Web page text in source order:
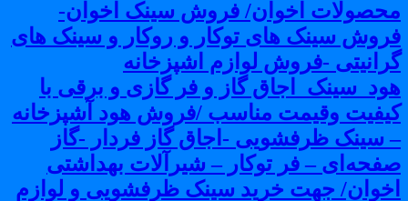
اخوان/ فروش سینک اخوان-
سینک های توکار و روکار و سینک های
-فروش لوازم اشپزخانه
گاز و فر گازی و برقی با
وقیمت مناسب /فروش هود آشپزخانه
سینک ظرفشویی -اجاق گاز فردار -گاز
– فر توکار – شیرآلات بهداشتی
جهت خرید سینک ظرفشویی و لوازم